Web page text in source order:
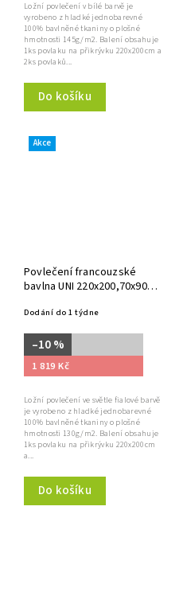
Do košíku
Ložní povlečení v bílé barvě je
vyrobeno z hladké jednobarevné
100% bavlněné tkaniny o plošné
hmotnosti 145g/m2. Balení obsahuje
1ks povlaku na přikrývku 220x200cm a
2ks povlaků...
Akce
Povlečení francouzské
bavlna UNI 220x200,70x90
Dodání do 1 týdne
–10 %
1 819 Kč
Do košíku
Ložní povlečení ve světle fialové barvě
je vyrobeno z hladké jednobarevné
100% bavlněné tkaniny o plošné
hmotnosti 130g/m2. Balení obsahuje
1ks povlaku na přikrývku 220x200cm
a...